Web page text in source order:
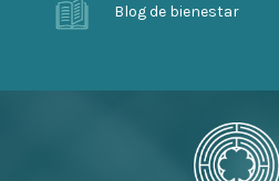
Blog de bienestar